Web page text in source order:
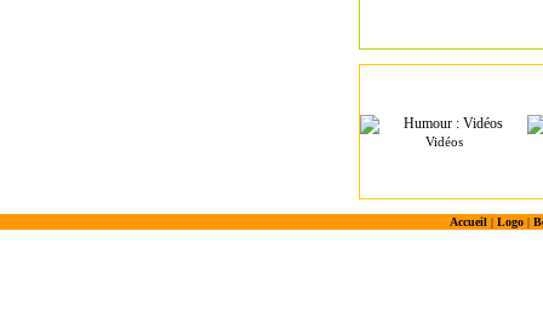
Vidéos
Accueil| Logo|